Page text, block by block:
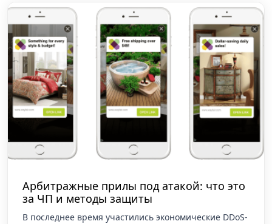
Арбитражные прилы под атакой: что это
за ЧП и методы защиты
В последнее время участились экономические DDoS-